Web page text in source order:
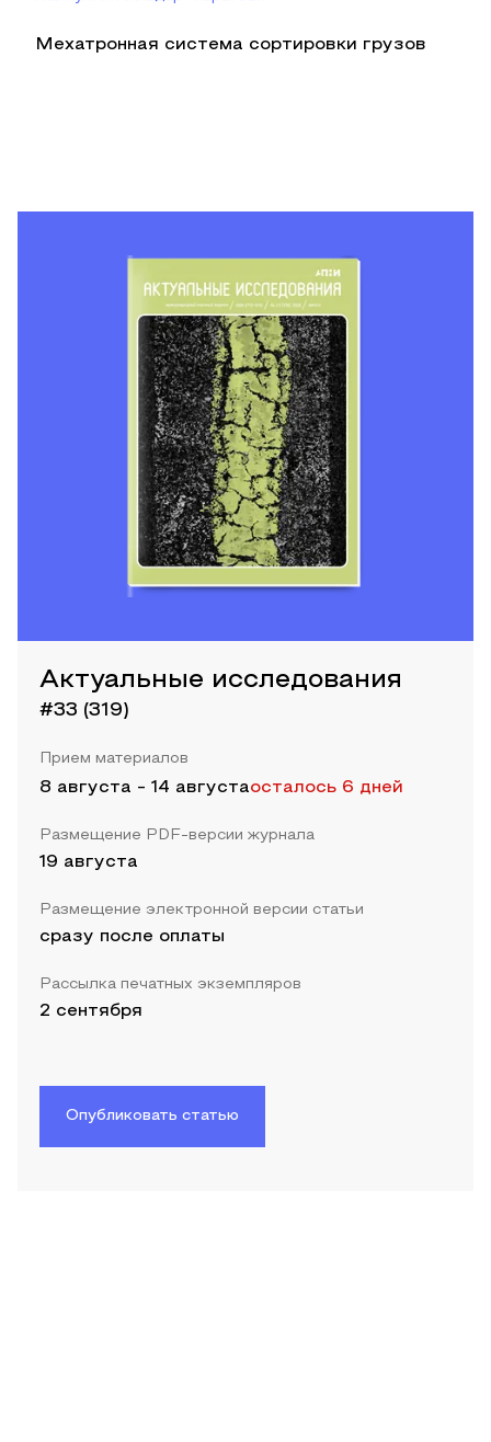
Мехатронная система сортировки грузов
Актуальные исследования
#33 (319)
Прием материалов
8 августа - 14 августаосталось 6 дней
Размещение PDF-версии журнала
19 августа
Размещение электронной версии статьи
сразу после оплаты
Рассылка печатных экземпляров
2 сентября
Опубликовать статью